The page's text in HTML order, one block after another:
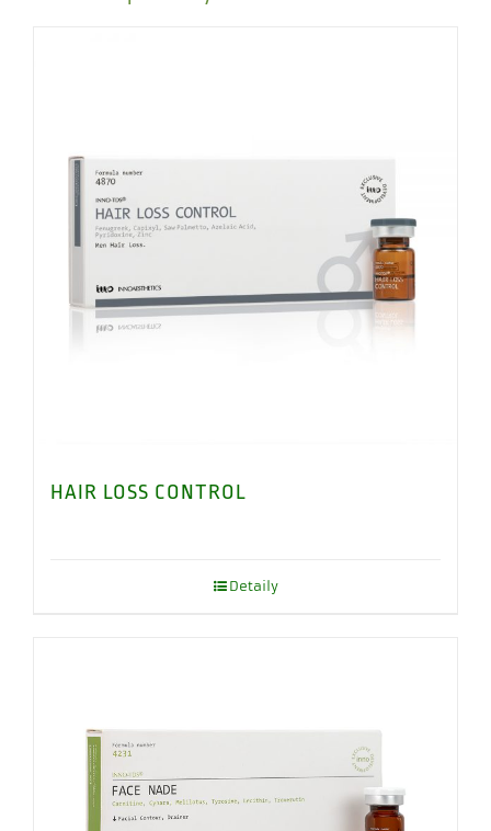
HAIR LOSS CONTROL
Detaily